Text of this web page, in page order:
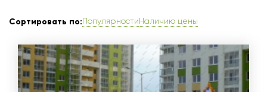
Сортировать по:ПопулярностиНаличию цены